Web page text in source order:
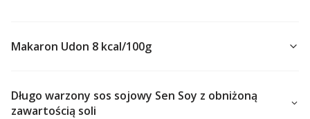
Makaron Udon 8 kcal/100g
Producent MR.MING
MR.MING
Długo warzony sos sojowy Sen Soy z obniżoną
zawartością soli